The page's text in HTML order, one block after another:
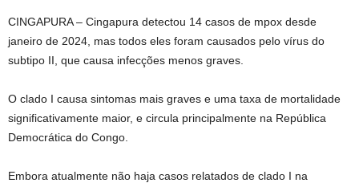
CINGAPURA – Cingapura detectou 14 casos de mpox desde
janeiro de 2024, mas todos eles foram causados ​​pelo vírus do
subtipo II, que causa infecções menos graves.
O clado I causa sintomas mais graves e uma taxa de mortalidade
significativamente maior, e circula principalmente na República
Democrática do Congo.
Embora atualmente não haja casos relatados de clado I na